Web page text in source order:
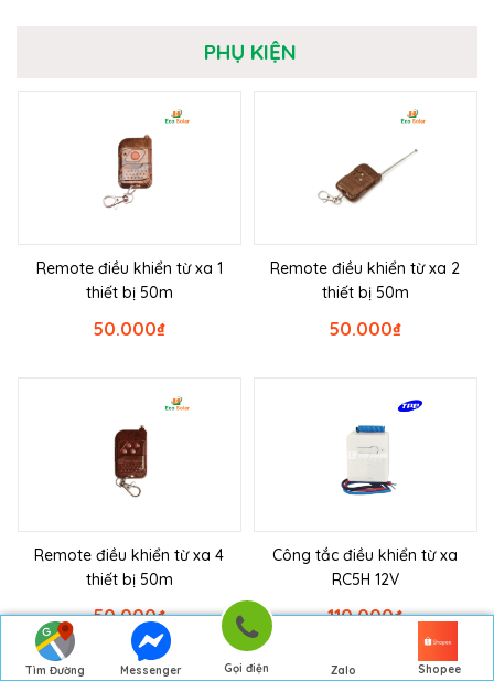
Tìm Đường
Messenger Gọi điện Zalo Shopee
PHỤ KIỆN
Remote điều khiển từ xa 1
thiết bị 50m
₫
50.000
Remote điều khiển từ xa 2
thiết bị 50m
₫
50.000
Remote điều khiển từ xa 4
thiết bị 50m
₫
50.000
Công tắc điều khiển từ xa
RC5H 12V
₫
110.000